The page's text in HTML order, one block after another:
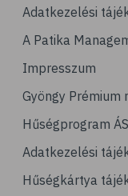
# memória
# alvás
# gyerek
# erőszak
# agresszió
Adatkezelési
A Patika
Impresszum
Gyöngy Prémium
Hűségprogram
Adatkezelési
Hűségkártya